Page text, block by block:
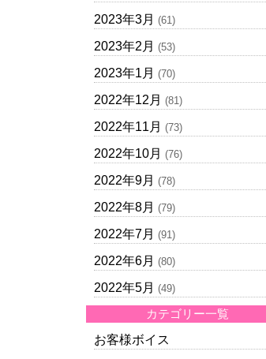
2023年3月 (61)
2023年2月 (53)
2023年1月 (70)
2022年12月 (81)
2022年11月 (73)
2022年10月 (76)
2022年9月 (78)
2022年8月 (79)
2022年7月 (91)
2022年6月 (80)
2022年5月 (49)
カテゴリー一覧
お客様ボイス